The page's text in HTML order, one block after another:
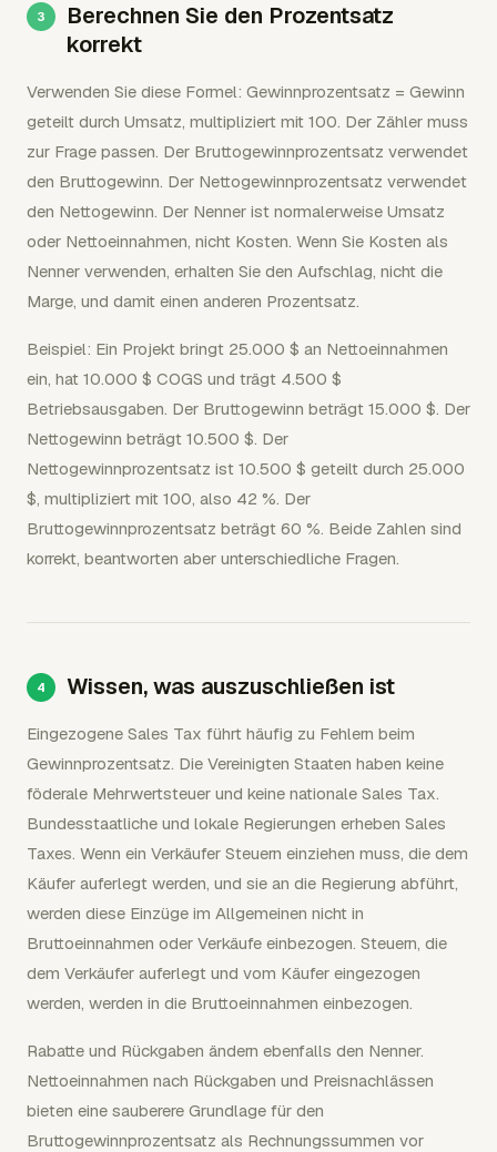
Berechnen Sie den Prozentsatz
korrekt
Verwenden Sie diese Formel: Gewinnprozentsatz = Gewinn
geteilt durch Umsatz, multipliziert mit 100. Der Zähler muss
zur Frage passen. Der Bruttogewinnprozentsatz verwendet
den Bruttogewinn. Der Nettogewinnprozentsatz verwendet
den Nettogewinn. Der Nenner ist normalerweise Umsatz
oder Nettoeinnahmen, nicht Kosten. Wenn Sie Kosten als
Nenner verwenden, erhalten Sie den Aufschlag, nicht die
Marge, und damit einen anderen Prozentsatz.
Beispiel: Ein Projekt bringt 25.000 $ an Nettoeinnahmen
ein, hat 10.000 $ COGS und trägt 4.500 $
Betriebsausgaben. Der Bruttogewinn beträgt 15.000 $. Der
Nettogewinn beträgt 10.500 $. Der
Nettogewinnprozentsatz ist 10.500 $ geteilt durch 25.000
$, multipliziert mit 100, also 42 %. Der
Bruttogewinnprozentsatz beträgt 60 %. Beide Zahlen sind
korrekt, beantworten aber unterschiedliche Fragen.
Wissen, was auszuschließen ist
Eingezogene Sales Tax führt häufig zu Fehlern beim
Gewinnprozentsatz. Die Vereinigten Staaten haben keine
föderale Mehrwertsteuer und keine nationale Sales Tax.
Bundesstaatliche und lokale Regierungen erheben Sales
Taxes. Wenn ein Verkäufer Steuern einziehen muss, die dem
Käufer auferlegt werden, und sie an die Regierung abführt,
werden diese Einzüge im Allgemeinen nicht in
Bruttoeinnahmen oder Verkäufe einbezogen. Steuern, die
dem Verkäufer auferlegt und vom Käufer eingezogen
werden, werden in die Bruttoeinnahmen einbezogen.
Rabatte und Rückgaben ändern ebenfalls den Nenner.
Nettoeinnahmen nach Rückgaben und Preisnachlässen
bieten eine sauberere Grundlage für den
Bruttogewinnprozentsatz als Rechnungssummen vor